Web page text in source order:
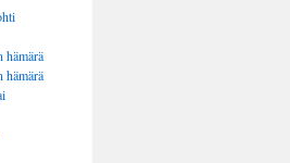
hämärä
hämärä